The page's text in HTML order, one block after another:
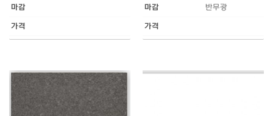
마감
가격
마감 반무광
가격